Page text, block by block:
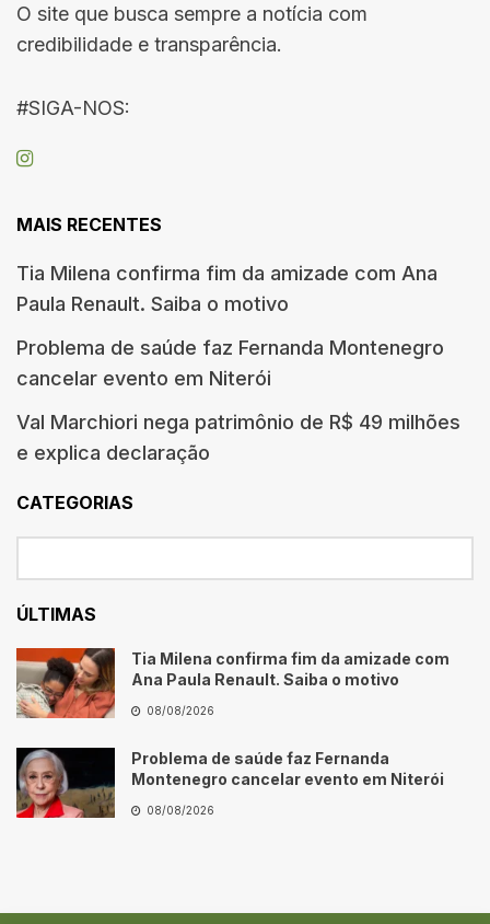
O site que busca sempre a notícia com
credibilidade e transparência.
#SIGA-NOS:
MAIS RECENTES
Tia Milena confirma fim da amizade com Ana
Paula Renault. Saiba o motivo
Problema de saúde faz Fernanda Montenegro
cancelar evento em Niterói
Val Marchiori nega patrimônio de R$ 49 milhões
e explica declaração
CATEGORIAS
ÚLTIMAS
Tia Milena confirma fim da amizade com
Ana Paula Renault. Saiba o motivo
08/08/2026
Problema de saúde faz Fernanda
Montenegro cancelar evento em Niterói
08/08/2026